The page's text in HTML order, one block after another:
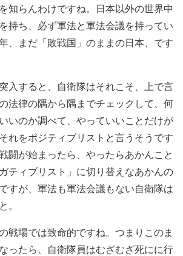
知らんわけですね。日本以外の世界中
持ち、必ず軍法と軍法会議を持ってい
、まだ「敗戦国」のままの日本、です
入すると、自衛隊はそれこそ、上で言
法律の隅から隅までチェックして、何
いのか調べて、やっていいことだけが
れをポジティブリストと言うそうです
闘が始まったら、やったらあかんこと
ティブリスト」に切り替えなあかんの
すが、軍法も軍法会議もない自衛隊は
。
戦場では致命的ですね。つまりこのま
ったら、自衛隊員はむざむざ死にに行